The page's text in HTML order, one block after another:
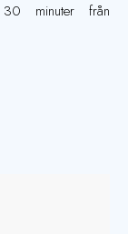
minuter från